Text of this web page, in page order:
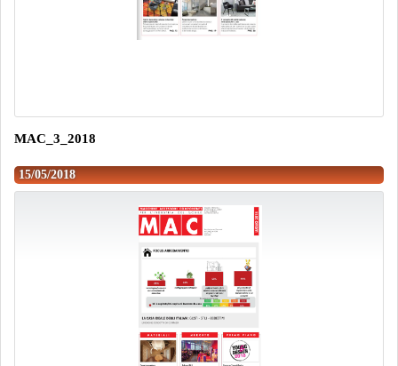
MAC_3_2018
15/05/2018